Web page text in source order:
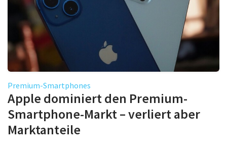
Premium-Smartphones
Apple dominiert den Premium-
Smartphone-Markt – verliert aber
Marktanteile